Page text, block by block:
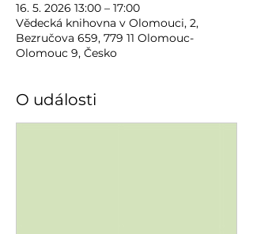
16. 5. 2026 13:00 – 17:00
Vědecká knihovna v Olomouci, 2,
Bezručova 659, 779 11 Olomouc-
Olomouc 9, Česko
O události